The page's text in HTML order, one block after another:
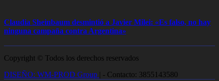
Claudia Sheinbaum desmintió a Javier Milei: «Es falso, no hay
ninguna campaña contra Argentina»
Copyright © Todos los derechos reservados
DISEÑO: WM-PROD Group | - Contacto: 3855143580